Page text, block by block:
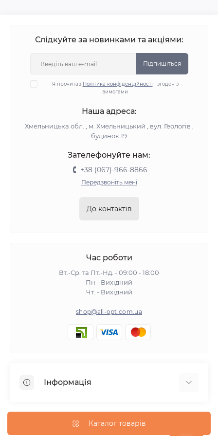
Слідкуйте за новинками та акціями:
Підпишіться
Я прочитав Політика конфіденційності і згоден з
вимогами
Наша адреса:
Хмельницька обл. , м. Хмельницький , вул. Геологів ,
будинок 19
Зателефонуйте нам:
+38 (067)-966-8866
Передзвоніть мені
До контактів
Час роботи
Вт.-Ср. та Пт.-Нд. - 09:00 - 18:00
Пн - Вихідний
Чт. - Вихідний
shop@all-opt.com.ua
Інформація
Оплата та доставка Каталог товарів